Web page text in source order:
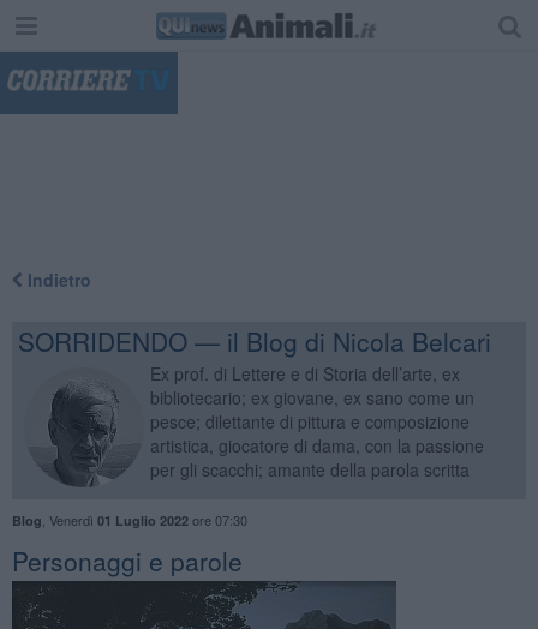
Indietro
SORRIDENDO — il Blog di Nicola Belcari
Ex prof. di Lettere e di Storia dell’arte, ex
bibliotecario; ex giovane, ex sano come un
pesce; dilettante di pittura e composizione
artistica, giocatore di dama, con la passione
per gli scacchi; amante della parola scritta
Blog Venerdì 01 Luglio 2022ore 07:30
Personaggi e parole